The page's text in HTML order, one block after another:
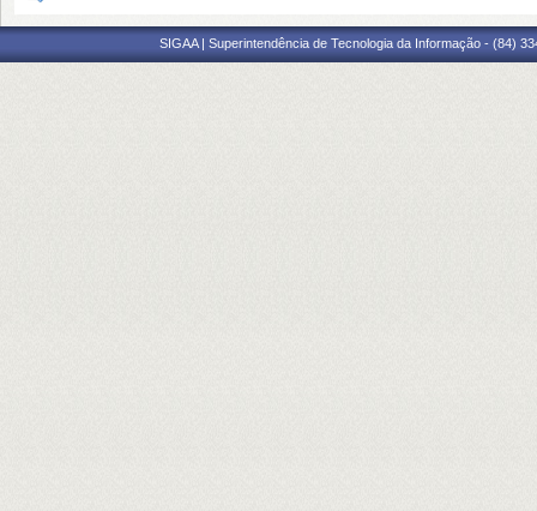
SIGAA | Superintendência de Tecnologia da Informação - (84)